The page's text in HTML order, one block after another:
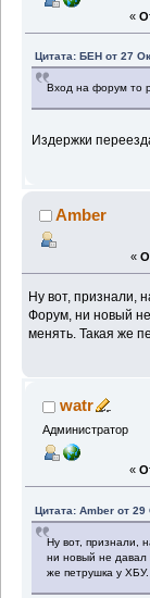
«
Цитата: БЕН от 27
Вход на форум то
Издержки
Amber
«
Ну вот, признали,
Форум, ни новый
менять. Такая же
watr
Администратор
«
Цитата: Amber от
Ну вот, признали,
ни новый не давал
же петрушка у ХБУ.